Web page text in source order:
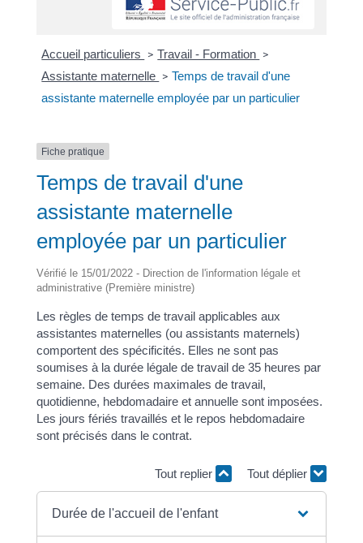
Accueil particuliers > Travail - Formation >
Assistante maternelle > Temps de travail d'une
assistante maternelle employée par un particulier
Fiche pratique
Temps de travail d'une
assistante maternelle
employée par un particulier
Vérifié le 15/01/2022 - Direction de l'information légale et
administrative (Première ministre)
Les règles de temps de travail applicables aux
assistantes maternelles (ou assistants maternels)
comportent des spécificités. Elles ne sont pas
soumises à la durée légale de travail de 35 heures par
semaine. Des durées maximales de travail,
quotidienne, hebdomadaire et annuelle sont imposées.
Les jours fériés travaillés et le repos hebdomadaire
sont précisés dans le contrat.
Tout replier Tout déplier
Durée de l'accueil de l'enfant